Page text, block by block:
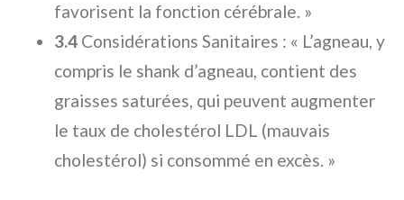
favorisent la fonction cérébrale. »
3.4 Considérations Sanitaires : « L’agneau, y
compris le shank d’agneau, contient des
graisses saturées, qui peuvent augmenter
le taux de cholestérol LDL (mauvais
cholestérol) si consommé en excès. »